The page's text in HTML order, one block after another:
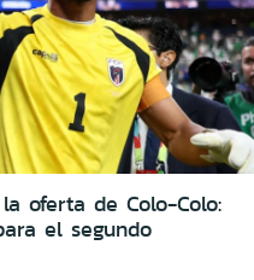
oferta de Colo-Colo:
el segundo